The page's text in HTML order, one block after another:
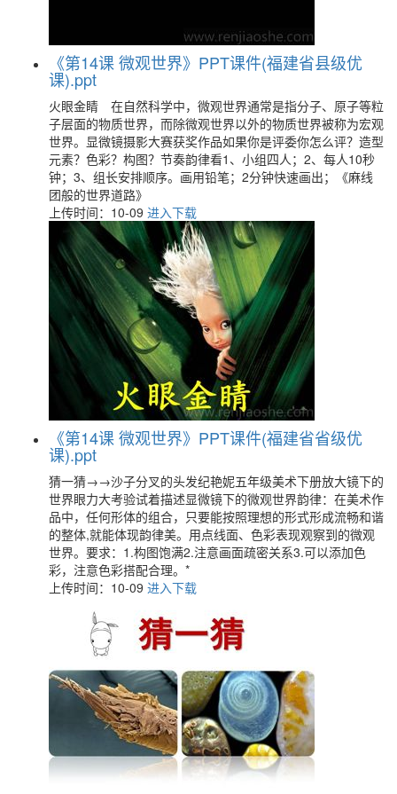
《第14课 微观世界》PPT课件(福建省县级优
课).ppt
火眼金睛 在自然科学中，微观世界通常是指分子、原子等粒
子层面的物质世界，而除微观世界以外的物质世界被称为宏观
世界。显微镜摄影大赛获奖作品如果你是评委你怎么评？造型
元素？色彩？构图？节奏韵律看1、小组四人；2、每人10秒
钟；3、组长安排顺序。画用铅笔；2分钟快速画出；《麻线
团般的世界道路》
上传时间：10-09 进入下载
《第14课 微观世界》PPT课件(福建省省级优
课).ppt
猜一猜→→沙子分叉的头发纪艳妮五年级美术下册放大镜下的
世界眼力大考验试着描述显微镜下的微观世界韵律：在美术作
品中，任何形体的组合，只要能按照理想的形式形成流畅和谐
的整体,就能体现韵律美。用点线面、色彩表现观察到的微观
世界。要求：1.构图饱满2.注意画面疏密关系3.可以添加色
彩，注意色彩搭配合理。*
上传时间：10-09 进入下载